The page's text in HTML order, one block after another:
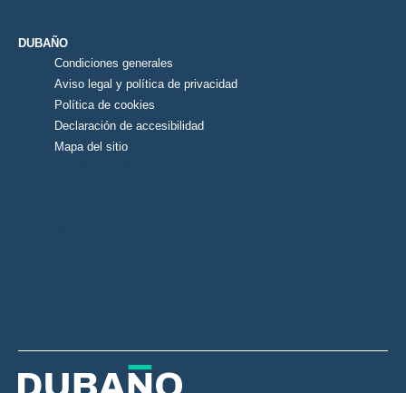
DUBAÑO
Condiciones generales
Aviso legal y política de privacidad
Política de cookies
Declaración de accesibilidad
Mapa del sitio